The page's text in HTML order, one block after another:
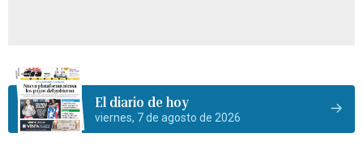
El diario de hoy
viernes, 7 de agosto de 2026